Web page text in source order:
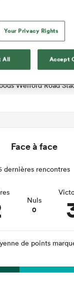
Women v Sale
2026,
Welford Road
Face à face
dernières rencontres
Nuls
0
de points
Your Privacy Rights
All Accept